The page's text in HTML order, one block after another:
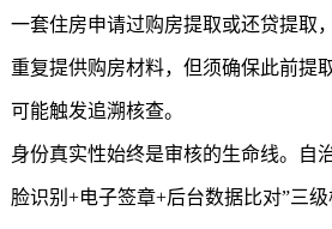
一套住房申请过购房提取或还贷提取
重复提供购房材料，但须确保此前提
可能触发追溯核查。
身份真实性始终是审核的生命线。自
脸识别+电子签章+后台数据比对”三